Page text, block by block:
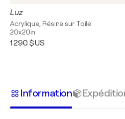
Luz
Acrylique, Résine sur Toile
20x20in
1 290 $US
Information